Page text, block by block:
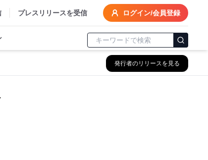
プレスリリースを受信 ログイン/会員登録
発行者のリリースを見る